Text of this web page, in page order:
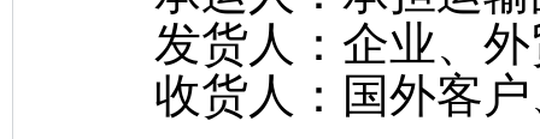
发货人：企业、外
收货人：国外客户